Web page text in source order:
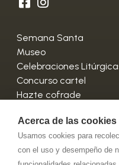
Acerca de las
Usamos cookies para
con el uso y desempeño de
Semana Santa
Museo
Celebraciones
Concurso cartel
Hazte cofrade
C/ Rodrigo Yusto, 33
(Soria)